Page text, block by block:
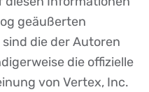
geäußerten
die der Autoren
die offizielle
von Vertex, Inc.